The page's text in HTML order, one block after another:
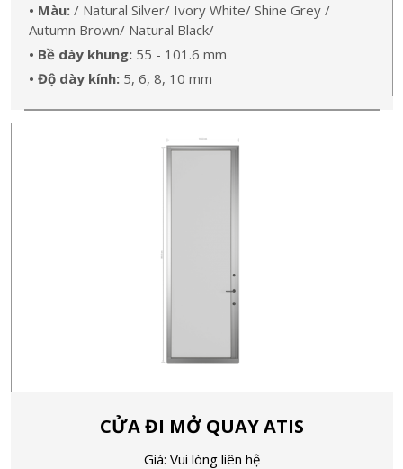
• Màu:/ Natural Silver/ Ivory White/ Shine Grey /
Autumn Brown/ Natural Black/
• Bề dày khung:55 - 101.6 mm
• Độ dày kính:5, 6, 8, 10 mm
CỬA ĐI MỞ QUAY ATIS
Giá: Vui lòng liên hệ